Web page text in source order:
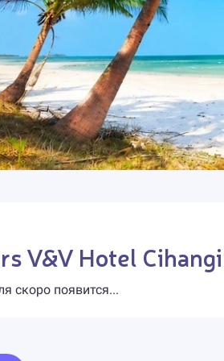
V&V Hotel
скоро появится...